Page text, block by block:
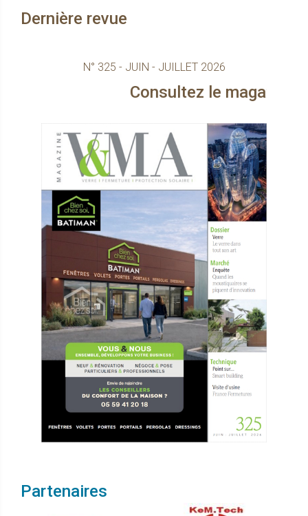
Dernière revue
N° 325 - JUIN - JUILLET 2026
Consultez le magazine
Partenaires